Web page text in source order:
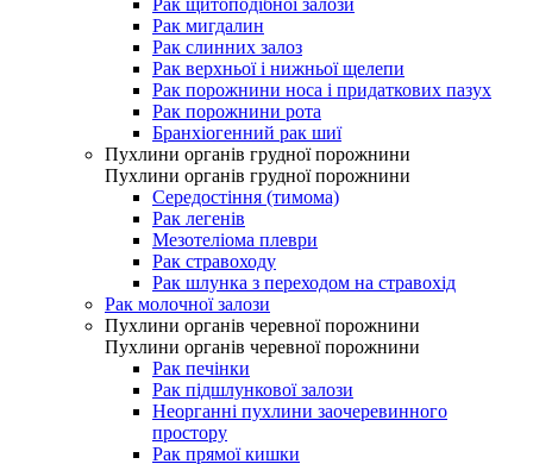
Рак щитоподібної залози
Рак мигдалин
Рак слинних залоз
Рак верхньої і нижньої щелепи
Рак порожнини носа і придаткових пазух
Рак порожнини рота
Бранхіогенний рак шиї
Пухлини органів грудної порожнини
Пухлини органів грудної порожнини
Середостіння (тимома)
Рак легенів
Мезотеліома плеври
Рак стравоходу
Рак шлунка з переходом на стравохід
Рак молочної залози
Пухлини органів черевної порожнини
Пухлини органів черевної порожнини
Рак печінки
Рак підшлункової залози
Неорганні пухлини заочеревинного
простору
Рак прямої кишки